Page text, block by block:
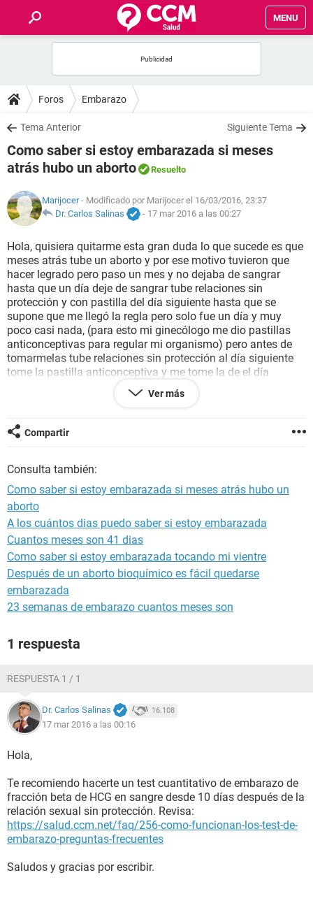
MENU
FOROS
SALUD
FAMILIA
NUTRICIÓN
SEXUALIDAD
GLOSARIO
Foros Embarazo
Tema Anterior Siguiente Tema
Como saber si estoy embarazada si meses
atrás hubo un aborto
Resuelto
Marijocer- Modificado por Marijocer el 16/03/2016, 23:37
Dr. Carlos Salinas
- 17 mar 2016 a las 00:27
Hola, quisiera quitarme esta gran duda lo que sucede es que
meses atrás tube un aborto y por ese motivo tuvieron que
hacer legrado pero paso un mes y no dejaba de sangrar
hasta que un día deje de sangrar tube relaciones sin
protección y con pastilla del día siguiente hasta que se
supone que me llegó la regla pero solo fue un día y muy
poco casi nada, (para esto mi ginecólogo me dio pastillas
anticonceptivas para regular mi organismo) pero antes de
tomarmelas tube relaciones sin protección al día siguiente
tome la pastilla anticonceptiva y me tome la de el día
siguiente pero ya no en el tiempo establecido y seguí
tomando las anticonceptivas pero no a la misma hora a
mareos pero según el gineco me iba a sentir así, quisiera
saber si es posible que este embarazada o que pudiera
de orina y salió negativo pero tengo esa inquietud
Ver más
Compartir
Consulta también:
Como saber si estoy embarazada si meses atrás hubo un
aborto
A los cuántos dias puedo saber si estoy embarazada
Cuantos meses son 41 dias
Como saber si estoy embarazada tocando mi vientre
Después de un aborto bioquímico es fácil quedarse
embarazada
23 semanas de embarazo cuantos meses son
1 respuesta
RESPUESTA 1 / 1
Dr. Carlos Salinas 16.108
17 mar 2016 a las 00:16
Hola,
Te recomiendo hacerte un test cuantitativo de embarazo de
fracción beta de HCG en sangre desde 10 días después de la
relación sexual sin protección. Revisa:
https://salud.ccm.net/faq/256-como-funcionan-los-test-de-
embarazo-preguntas-frecuentes
Saludos y gracias por escribir.